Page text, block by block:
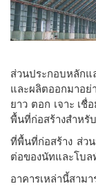
ส่วนประกอบหลัก
และผลิตออกมาอย่
ยาว ตอก เจาะ เชื่
พื้นที่ก่อสร้างสำหรั
ที่พื้นที่ก่อสร้าง ส่ว
ต่อของนัทและโบล
อาคารเหล่านี้ส